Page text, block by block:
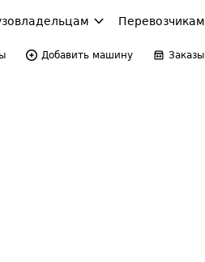
Перевозчикам
Добавить машину Заказы